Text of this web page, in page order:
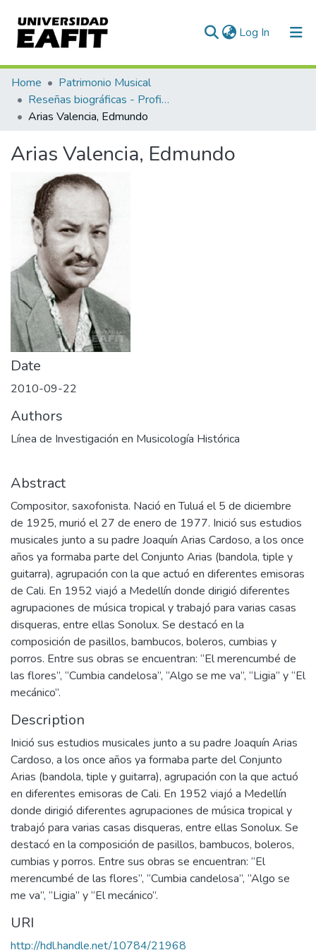
Log In (current)
Communities & Collections
All of DSpace
Home
Patrimonio Musical
Reseñas biográficas - Profiles
Arias Valencia, Edmundo
Arias Valencia, Edmundo
Date
2010-09-22
Authors
Línea de Investigación en Musicología Histórica
Abstract
Compositor, saxofonista. Nació en Tuluá el 5 de diciembre
de 1925, murió el 27 de enero de 1977. Inició sus estudios
musicales junto a su padre Joaquín Arias Cardoso, a los once
años ya formaba parte del Conjunto Arias (bandola, tiple y
guitarra), agrupación con la que actuó en diferentes emisoras
de Cali. En 1952 viajó a Medellín donde dirigió diferentes
agrupaciones de música tropical y trabajó para varias casas
disqueras, entre ellas Sonolux. Se destacó en la
composición de pasillos, bambucos, boleros, cumbias y
porros. Entre sus obras se encuentran: “El merencumbé de
las flores”, “Cumbia candelosa”, “Algo se me va”, “Ligia” y “El
mecánico”.
Description
Inició sus estudios musicales junto a su padre Joaquín Arias
Cardoso, a los once años ya formaba parte del Conjunto
Arias (bandola, tiple y guitarra), agrupación con la que actuó
en diferentes emisoras de Cali. En 1952 viajó a Medellín
donde dirigió diferentes agrupaciones de música tropical y
trabajó para varias casas disqueras, entre ellas Sonolux. Se
destacó en la composición de pasillos, bambucos, boleros,
cumbias y porros. Entre sus obras se encuentran: “El
merencumbé de las flores”, “Cumbia candelosa”, “Algo se
me va”, “Ligia” y “El mecánico”.
URI
http://hdl.handle.net/10784/21968